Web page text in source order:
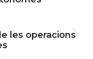
les operacions